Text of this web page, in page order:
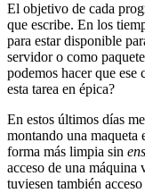
El objetivo de cada
que escribe. En los
para estar disponible
servidor o como
podemos hacer que
esta tarea en épica?
En estos últimos días
montando una maqueta
forma más limpia sin
acceso de una máquina
tuviesen también